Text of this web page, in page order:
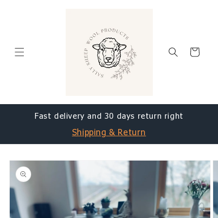
Varukorg
Fast delivery and 30 days return right
Shipping & Return
vidare till